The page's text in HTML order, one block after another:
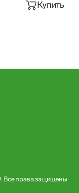
Купить
права защищены